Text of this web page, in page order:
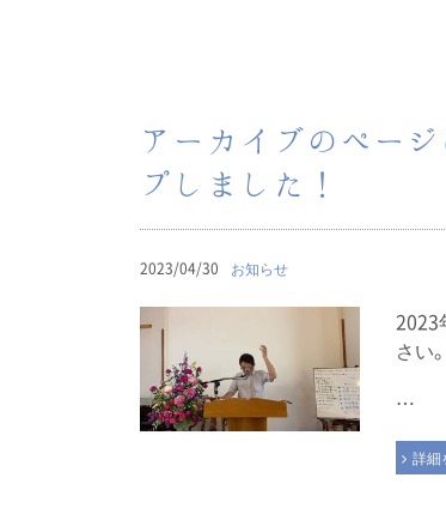
アーカイブのペー
プしました！
2023/04/30 お知らせ
2023
さい。
…
詳細